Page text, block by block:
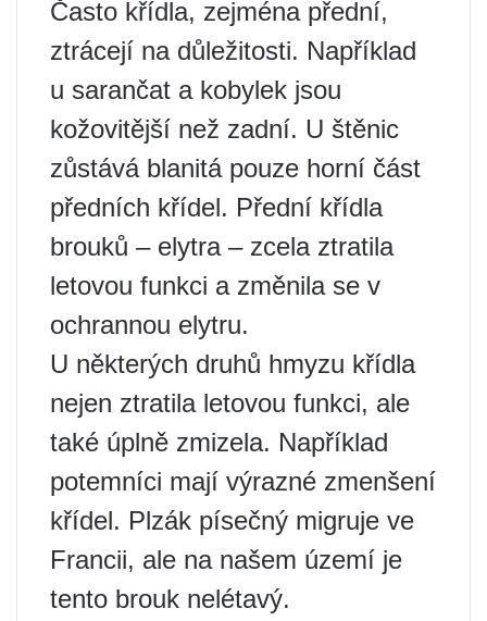
Často křídla, zejména přední,
ztrácejí na důležitosti. Například
u sarančat a kobylek jsou
kožovitější než zadní. U štěnic
zůstává blanitá pouze horní část
předních křídel. Přední křídla
brouků – elytra – zcela ztratila
letovou funkci a změnila se v
ochrannou elytru.
U některých druhů hmyzu křídla
nejen ztratila letovou funkci, ale
také úplně zmizela. Například
potemníci mají výrazné zmenšení
křídel. Plzák písečný migruje ve
Francii, ale na našem území je
tento brouk nelétavý.